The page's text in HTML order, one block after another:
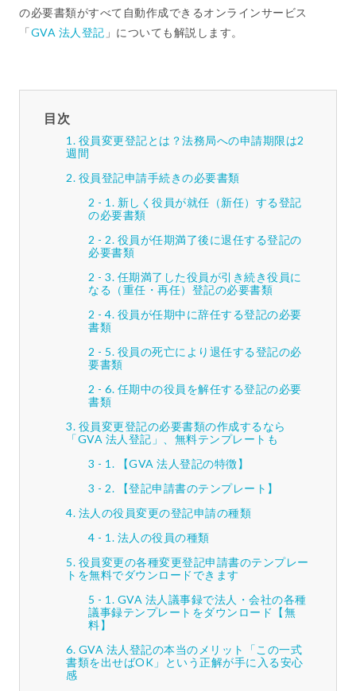
の必要書類がすべて自動作成できるオンラインサービス
「GVA 法人登記 」についても解説します。
目次
役員変更登記とは？法務局への申請期限は2
週間
役員登記申請手続きの必要書類
新しく役員が就任（新任）する登記
の必要書類
役員が任期満了後に退任する登記の
必要書類
任期満了した役員が引き続き役員に
なる（重任・再任）登記の必要書類
役員が任期中に辞任する登記の必要
書類
役員の死亡により退任する登記の必
要書類
任期中の役員を解任する登記の必要
書類
役員変更登記の必要書類の作成するなら
「GVA 法人登記」、無料テンプレートも
【GVA 法人登記の特徴】
【登記申請書のテンプレート】
法人の役員変更の登記申請の種類
法人の役員の種類
役員変更の各種変更登記申請書のテンプレー
トを無料でダウンロードできます
GVA 法人議事録で法人・会社の各種
議事録テンプレートをダウンロード【無
料】
GVA 法人登記の本当のメリット「この一式
書類を出せばOK」という正解が手に入る安心
感